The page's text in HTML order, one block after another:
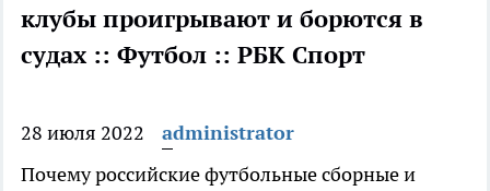
клубы проигрывают и борются в
судах :: Футбол :: РБК Спорт
28 июля 2022
administrator
Почему российские футбольные сборные и